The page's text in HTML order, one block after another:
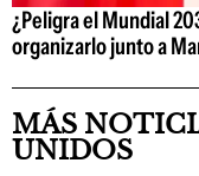
¿Peligra el Mundial
organizarlo junto a
MÁS
UNIDOS